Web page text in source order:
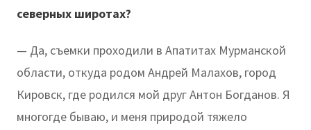
северных широтах?
— Да, съемки проходили в Апатитах Мурманской
области, откуда родом Андрей Малахов, город
Кировск, где родился мой друг Антон Богданов. Я
многогде бываю, и меня природой тяжело